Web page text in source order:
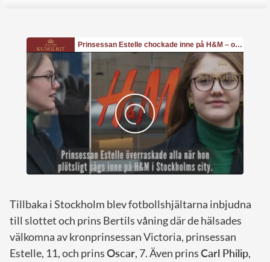
Tillbaka i Stockholm blev fotbollshjältarna inbjudna
till slottet och prins Bertils våning där de hälsades
välkomna av kronprinsessan Victoria, prinsessan
Estelle, 11, och prinsOscar, 7. Även prinsCarl Philip,